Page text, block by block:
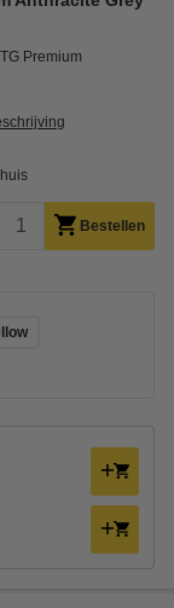
Premium
Bestellen